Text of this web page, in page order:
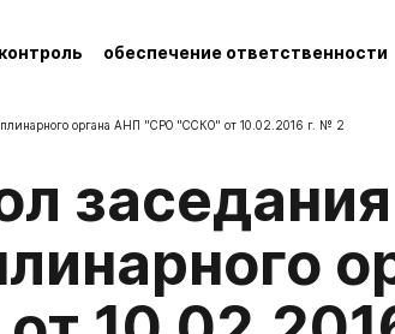
контроль обеспечение ответственности
органа АНП "СРО "ССКО" от 10.02.2016 г. № 2